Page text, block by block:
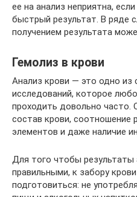
ее на анализ неприятна,
быстрый результат. В ряде
получением результата
Гемолиз в крови
Анализ крови — это одно из
исследований, которое
проходить довольно часто.
состав крови, соотношение
элементов и даже наличие
Для того чтобы
правильными, к забору
подготовиться: не